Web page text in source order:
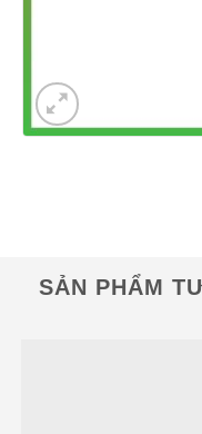
SẢN PHẨM